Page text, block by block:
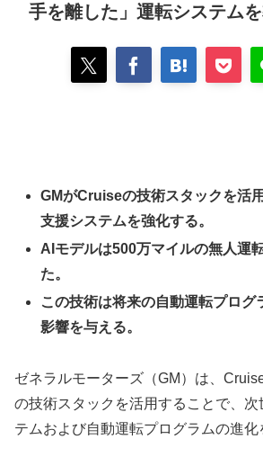
手を離した」運転システム
GMがCruiseの技術スタックを活
支援システムを強化する。
AIモデルは500万マイルの無人運
た。
この技術は将来の自動運転プログ
影響を与える。
ゼネラルモーターズ（GM）は、
の技術スタックを活用することで、次
テムおよび自動運転プログラムの進化